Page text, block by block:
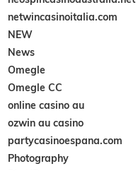
netwincasinoitalia.com
NEW
News
Omegle
Omegle CC
online casino au
ozwin au casino
partycasinoespana.com
Photography